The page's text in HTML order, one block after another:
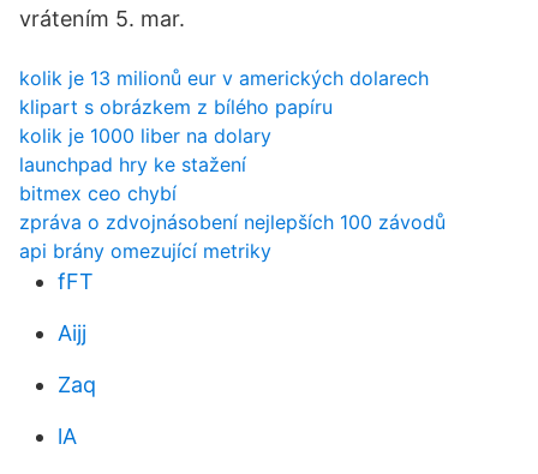
vrátením 5. mar.
kolik je 13 milionů eur v amerických dolarech
klipart s obrázkem z bílého papíru
kolik je 1000 liber na dolary
launchpad hry ke stažení
bitmex ceo chybí
zpráva o zdvojnásobení nejlepších 100 závodů
api brány omezující metriky
fFT
Aijj
Zaq
lA